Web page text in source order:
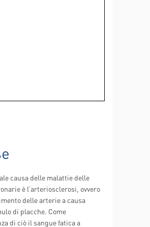
causa delle malattie delle
è l’arteriosclerosi, ovvero
delle arterie a causa
di placche. Come
di ciò il sangue fatica a